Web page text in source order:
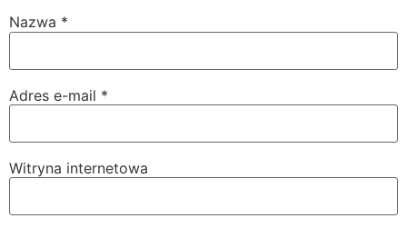
Nazwa *
Adres e-mail *
Witryna internetowa